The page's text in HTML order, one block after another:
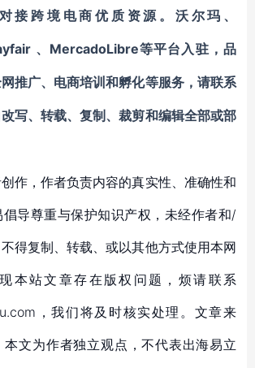
接跨境电商优质资源。 沃尔玛、
、 MercadoLibre等平台入驻 ，品
推广、电商培训和孵化等服务，请联系
改写、转载、复制、裁剪和编辑全部或部
作，作者负责内容的真实性、准确性和
导尊重与保护知识产权，未经作者和/
得复制、转载、或以其他方式使用本网
本站文章存在版权问题，烦请联系
，我们将及时核实处理。文章来
本文为作者独立观点，不代表出海易立